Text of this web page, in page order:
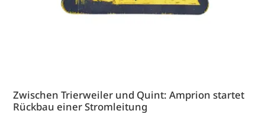
Zwischen Trierweiler und Quint: Amprion startet
Rückbau einer Stromleitung